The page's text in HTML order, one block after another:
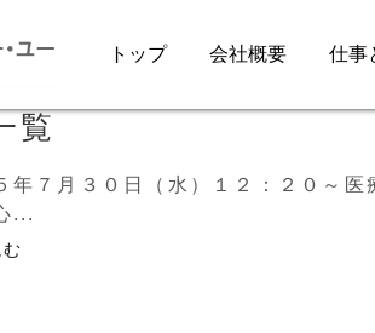
トップ 会社概要 仕事
覧
年７月３０日（水）１２：２０～
...